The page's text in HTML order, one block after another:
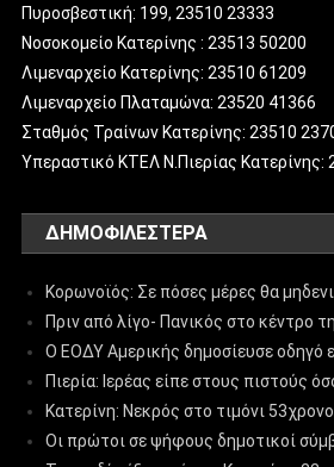
Πυροσβεστική: 199, 23510 23333
Νοσοκομείο Κατερίνης : 23513 50200
Λιμεναρχείο Κατερίνης: 23510 61209
Λιμεναρχείο Πλαταμώνα: 23520 41366
Σταθμός Τραίνων Κατερίνης: 23510
Υπεραστικό ΚΤΕΛ Ν.Πιερίας Κατερίνης:
ΔΗΜΟΦΙΛΈΣΤΕΡΑ
Κορωνοϊός: Σε πόσες μέρες θα
Πριν από λίγο- Πανικός στο κέντρο
Ο ΕΟΔΥ Αμερικής δημοσίευσε οδηγό
Πιερία: Ιερέας είπε στους πιστούς
Κατερίνη: Νεκρός στο τιμόνι
Οι πρώτοι σε ψήφους δημοτικοί